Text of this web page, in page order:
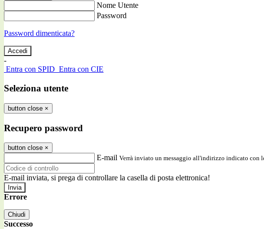
Nome Utente
Password
Password dimenticata?
-
Entra con SPID Entra con CIE
Seleziona utente
button close ×
Recupero password
button close ×
E-mail Verrà inviato un messaggio all'indirizzo indicato con
E-mail inviata, si prega di controllare la casella di posta elettronica!
Errore
Chiudi
Successo